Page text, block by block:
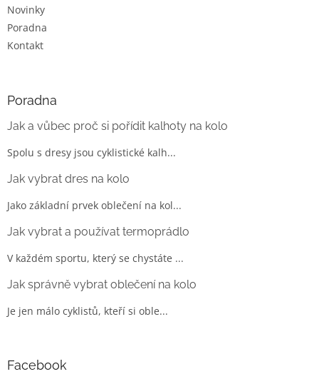
Novinky
Poradna
Kontakt
Poradna
Jak a vůbec proč si pořídit kalhoty na kolo
Spolu s dresy jsou cyklistické kalh...
Jak vybrat dres na kolo
Jako základní prvek oblečení na kol...
Jak vybrat a používat termoprádlo
V každém sportu, který se chystáte ...
Jak správně vybrat oblečení na kolo
Je jen málo cyklistů, kteří si oble...
Facebook